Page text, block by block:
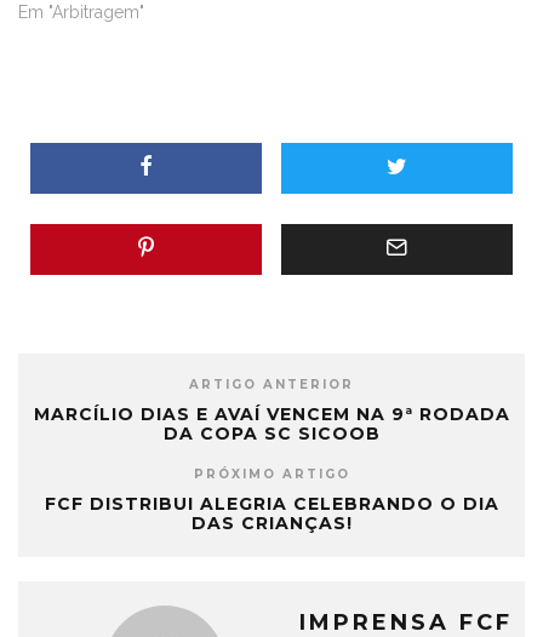
Em "Arbitragem"
ARTIGO ANTERIOR
MARCÍLIO DIAS E AVAÍ VENCEM NA 9ª RODADA
DA COPA SC SICOOB
PRÓXIMO ARTIGO
FCF DISTRIBUI ALEGRIA CELEBRANDO O DIA
DAS CRIANÇAS!
IMPRENSA FCF